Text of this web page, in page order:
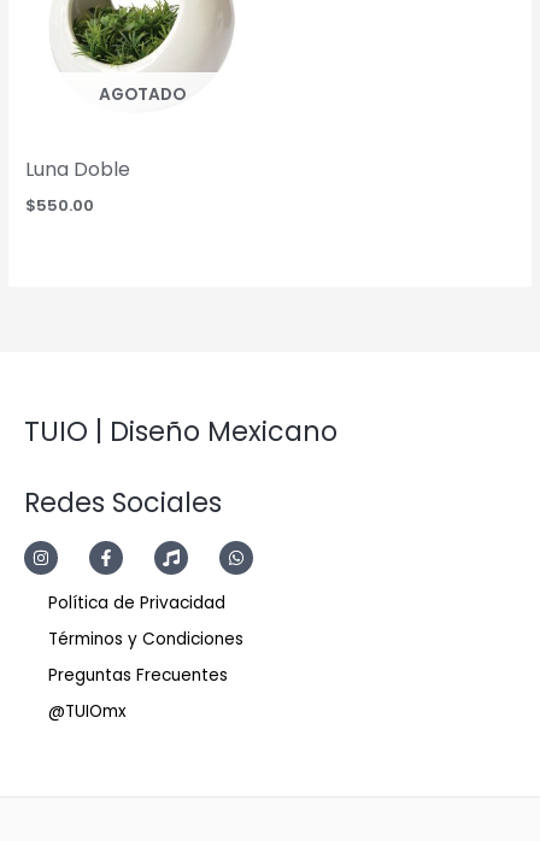
AGOTADO
Luna Doble
$550.00
TUIO | Diseño Mexicano
Redes Sociales
Política de Privacidad
Términos y Condiciones
Preguntas Frecuentes
@TUIOmx